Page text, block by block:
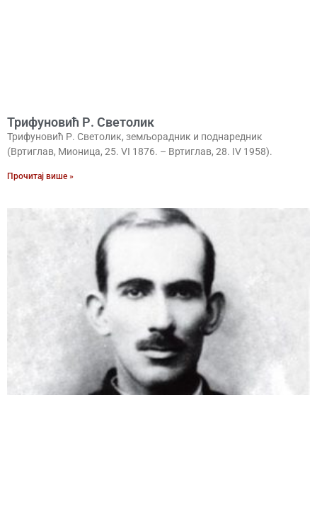
Трифуновић Р. Светолик
Трифуновић Р. Светолик, земљорадник и поднаредник
(Вртиглав, Мионица, 25. VI 1876. – Вртиглав, 28. IV 1958).
Прочитај више »